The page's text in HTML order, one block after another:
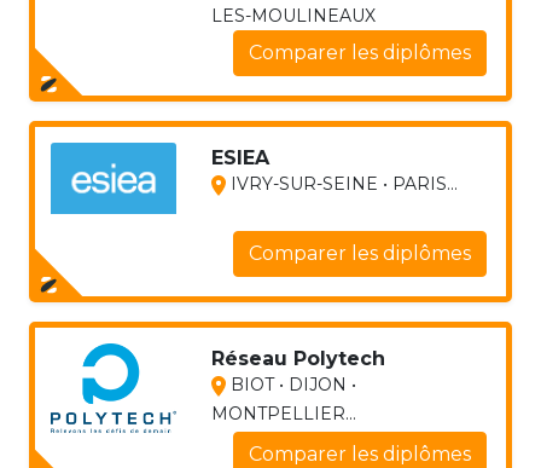
LES-MOULINEAUX
Comparer les diplômes
ESIEA
IVRY-SUR-SEINE • PARIS...
Comparer les diplômes
Réseau Polytech
BIOT • DIJON •
MONTPELLIER...
Comparer les diplômes